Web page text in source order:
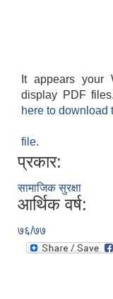
It appears your
display PDF
here to download
file.
प्रकार:
सामाजिक सुरक्षा
आर्थिक वर्ष:
७६/७७